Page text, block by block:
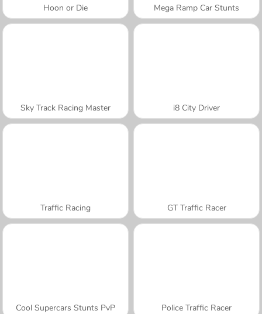
Hoon or Die Mega Ramp Car Stunts
Sky Track Racing Master i8 City Driver
Traffic Racing GT Traffic Racer
Cool Supercars Stunts PvP Police Traffic Racer